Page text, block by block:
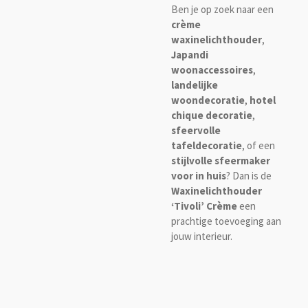
Ben je op zoek naar een
crème
waxinelichthouder,
Japandi
woonaccessoires,
landelijke
woondecoratie, hotel
chique decoratie,
sfeervolle
tafeldecoratie, of een
stijlvolle sfeermaker
voor in huis? Dan is de
Waxinelichthouder
‘Tivoli’ Crèmeeen
prachtige toevoeging aan
jouw interieur.